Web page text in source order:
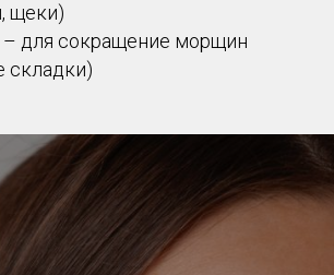
щеки)
– для сокращение морщин
складки)